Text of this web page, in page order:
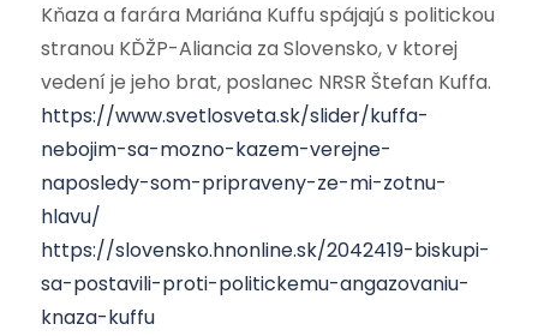
Kňaza a farára Mariána Kuffu spájajú s politickou
stranou KĎŽP-Aliancia za Slovensko, v ktorej
vedení je jeho brat, poslanec NRSR Štefan Kuffa.
https://www.svetlosveta.sk/slider/kuffa-
nebojim-sa-mozno-kazem-verejne-
naposledy-som-pripraveny-ze-mi-zotnu-
hlavu/
https://slovensko.hnonline.sk/2042419-biskupi-
sa-postavili-proti-politickemu-angazovaniu-
knaza-kuffu